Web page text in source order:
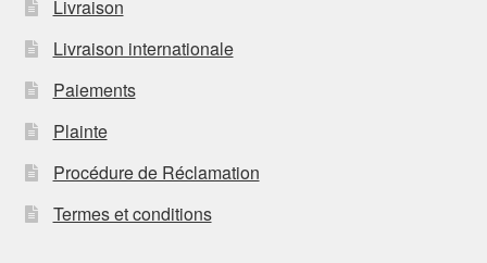
Livraison
Livraison internationale
Paiements
Plainte
Procédure de Réclamation
Termes et conditions